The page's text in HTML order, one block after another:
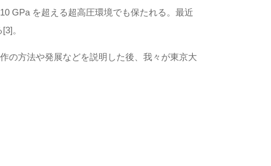
GPa を超える超⾼圧環境でも保たれる。最近
。
の⽅法や発展などを説明した後、我々が東京⼤